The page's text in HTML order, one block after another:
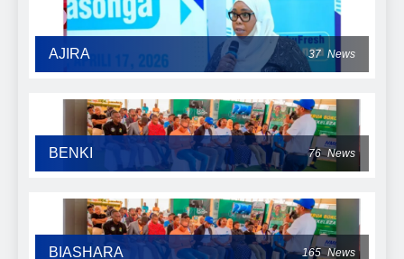
AJIRA 37 News
BENKI 76 News
BIASHARA 165 News